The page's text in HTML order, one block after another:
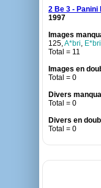
2 Be 3 - Panini
1997
Images
125,A*bri, E*bri
Total = 11
Images en
Total = 0
Divers
Total = 0
Divers en
Total = 0